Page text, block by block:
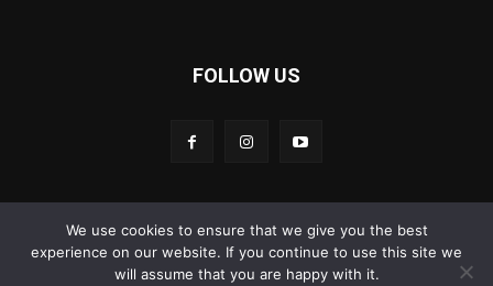
FOLLOW US
Carswaii © Copyright All right reserved
We use cookies to ensure that we give you the best
experience on our website. If you continue to use this site we
will assume that you are happy with it.